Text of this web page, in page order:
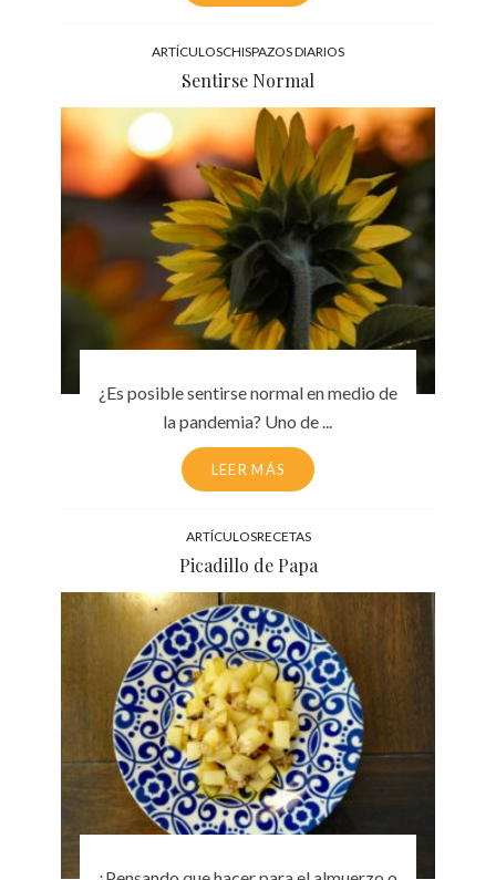
ARTÍCULOSCHISPAZOS DIARIOS
Sentirse Normal
¿Es posible sentirse normal en medio de
la pandemia? Uno de ...
LEER MÁS
ARTÍCULOSRECETAS
Picadillo de Papa